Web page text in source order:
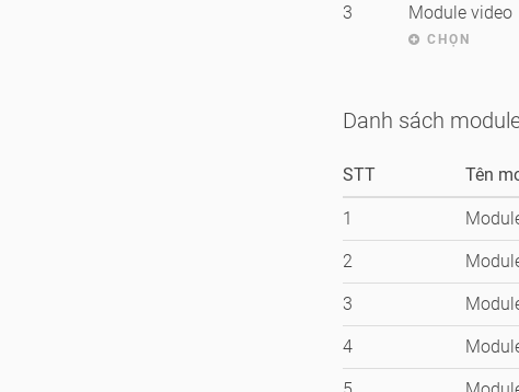
3 Module video
CHỌN
Danh sách
STT Tên
1
2
3
4